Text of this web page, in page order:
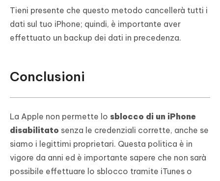
Tieni presente che questo metodo cancellerà tutti i
dati sul tuo iPhone; quindi, è importante aver
effettuato un backup dei dati in precedenza.
Conclusioni
La Apple non permette lo sblocco di un iPhone
disabilitato senza le credenziali corrette, anche se
siamo i legittimi proprietari. Questa politica è in
vigore da anni ed è importante sapere che non sarà
possibile effettuare lo sblocco tramite iTunes o